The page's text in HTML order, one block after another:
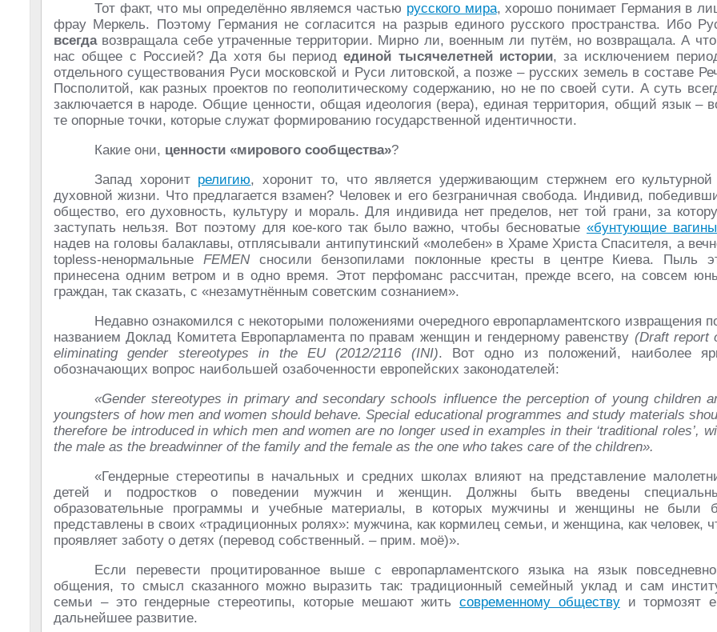
Тот факт, что мы определённо являемся частью русского мира, хорошо понимает Германия в
фрау Меркель. Поэтому Германия не согласится на разрыв единого русского пространства. Ибо
всегдавозвращала себе утраченные территории. Мирно ли, военным ли путём, но возвращала. А
нас общее с Россией? Да хотя бы периодединой тысячелетней истории, за исключением
отдельного существования Руси московской и Руси литовской, а позже – русских земель в составе
Посполитой, как разных проектов по геополитическому содержанию, но не по своей сути. А суть
заключается в народе. Общие ценности, общая идеология (вера), единая территория, общий язык –
те опорные точки, которые служат формированию государственной идентичности.
Какие они, ценности «мирового сообщества»?
Запад хоронит религию, хоронит то, что является удерживающим стержнем его
духовной жизни. Что предлагается взамен? Человек и его безграничная свобода. Индивид,
общество, его духовность, культуру и мораль. Для индивида нет пределов, нет той грани, за
заступать нельзя. Вот поэтому для кое-кого так было важно, чтобы бесноватые «бунтующие
надев на головы балаклавы, отплясывали антипутинский «молебен» в Храме Христа Спасителя, а
topless-ненормальные FEMENсносили бензопилами поклонные кресты в центре Киева. Пыль
принесена одним ветром и в одно время. Этот перфоманс рассчитан, прежде всего, на совсем
граждан, так сказать, с «незамутнённым советским сознанием».
Недавно ознакомился с некоторыми положениями очередного европарламентского извращения
названием Доклад Комитета Европарламента по правам женщин и гендерному равенству (Draft report
eliminating gender stereotypes in the EU (2012/2116 (INI). Вот одно из положений, наиболее
обозначающих вопрос наибольшей озабоченности европейских законодателей:
«Gender stereotypes in primary and secondary schools influence the perception of young children
youngsters of how men and women should behave. Special educational programmes and study materials
therefore be introduced in which men and women are no longer used in examples in their ‘traditional roles’,
the male as the breadwinner of the family and the female as the one who takes care of the children».
«Гендерные стереотипы в начальных и средних школах влияют на представление
детей и подростков о поведении мужчин и женщин. Должны быть введены
образовательные программы и учебные материалы, в которых мужчины и женщины не были
представлены в своих «традиционных ролях»: мужчина, как кормилец семьи, и женщина, как человек,
проявляет заботу о детях (перевод собственный. – прим. моё)».
Если перевести процитированное выше с европарламентского языка на язык
общения, то смысл сказанного можно выразить так: традиционный семейный уклад и сам
семьи – это гендерные стереотипы, которые мешают жить современному обществуи тормозят
дальнейшее развитие.